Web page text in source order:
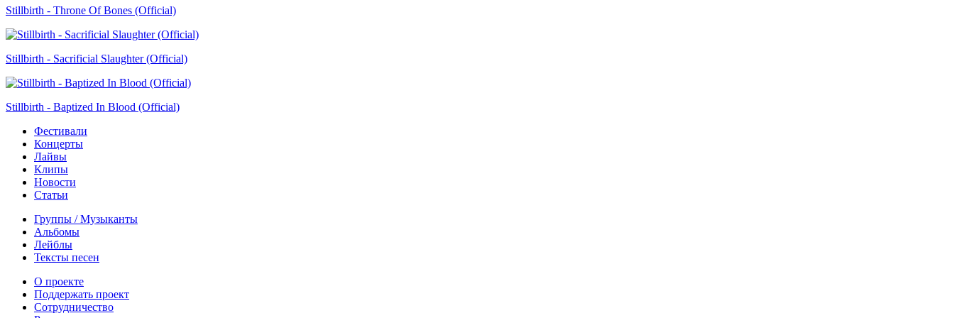
Stillbirth - Throne Of Bones (Official)
Stillbirth - Sacrificial Slaughter (Official)
Stillbirth - Baptized In Blood (Official)
Фестивали
Концерты
Лайвы
Клипы
Новости
Статьи
Группы / Музыканты
Альбомы
Лейблы
Тексты песен
О проекте
Поддержать проект
Сотрудничество